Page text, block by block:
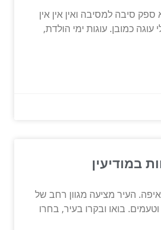
סיבה למסיבה ואין אין אין
עוגה כמובן. עוגות ימי הולדת,
איפה. העיר מציעה מגוון רחב של
בואו ובקרו בעיר, בחרו